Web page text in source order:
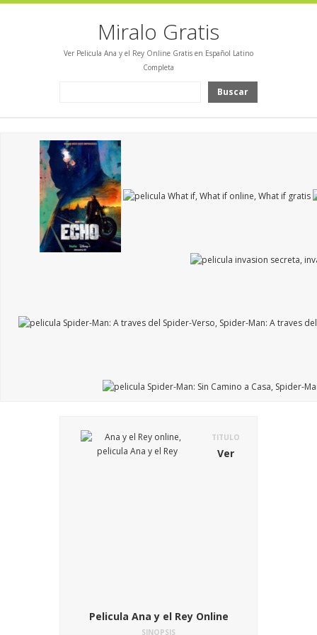
Miralo Gratis
Ver Pelicula Ana y el Rey Online Gratis en Español Latino
Completa
Buscar
TITULO
Ver
Pelicula Ana y el Rey Online
SINOPSIS